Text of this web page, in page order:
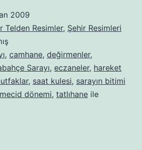
2009
Telden Resimler, Şehir Resimleri
, camhane, değirmenler,
Sarayı, eczaneler, hareket
, saat kulesi, sarayın bitimi
dönemi, tatlıhane ile